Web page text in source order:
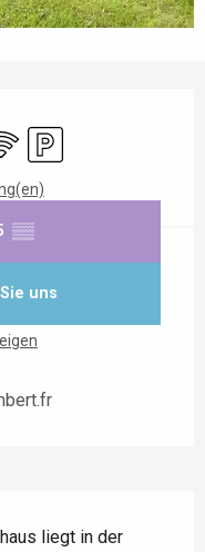
Fi Parkplatz
▒▒
uns
liegt in der